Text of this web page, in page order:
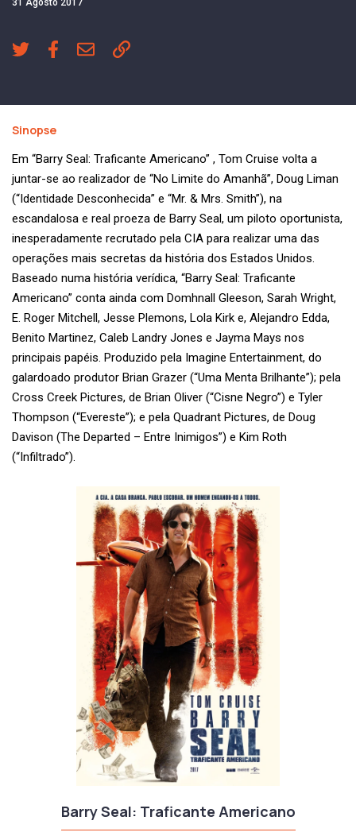
31 Agosto 2017
Barry Seal: Traficante Americano
Sinopse
Em “Barry Seal: Traficante Americano” , Tom Cruise volta a
juntar-se ao realizador de “No Limite do Amanhã”, Doug Liman
(“Identidade Desconhecida” e “Mr. & Mrs. Smith”), na
escandalosa e real proeza de Barry Seal, um piloto oportunista,
inesperadamente recrutado pela CIA para realizar uma das
operações mais secretas da história dos Estados Unidos.
Baseado numa história verídica, “Barry Seal: Traficante
Americano” conta ainda com Domhnall Gleeson, Sarah Wright,
E. Roger Mitchell, Jesse Plemons, Lola Kirk e, Alejandro Edda,
Benito Martinez, Caleb Landry Jones e Jayma Mays nos
principais papéis. Produzido pela Imagine Entertainment, do
galardoado produtor Brian Grazer (“Uma Menta Brilhante”); pela
Cross Creek Pictures, de Brian Oliver (“Cisne Negro”) e Tyler
Thompson (“Evereste”); e pela Quadrant Pictures, de Doug
Davison (The Departed – Entre Inimigos”) e Kim Roth
(“Infiltrado”).